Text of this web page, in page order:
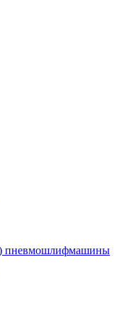
пневмошлифмашины